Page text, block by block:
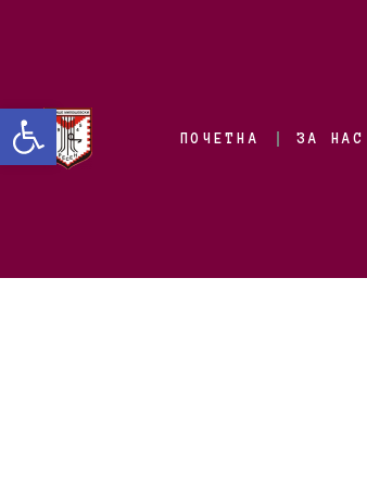
Open toolbarПОЧЕТНА ЗА НАС